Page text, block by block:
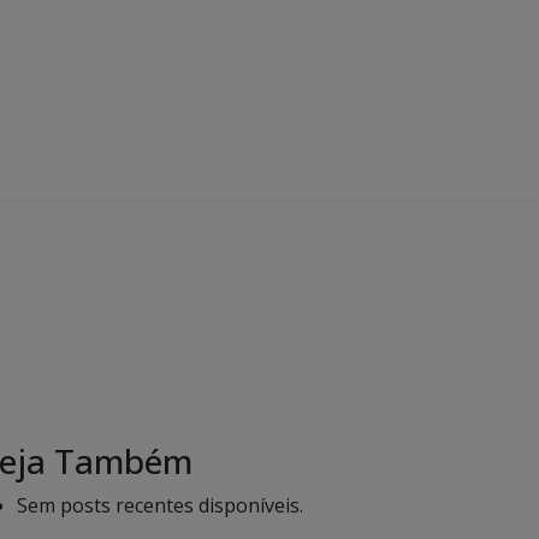
Também
Sem posts recentes disponíveis.